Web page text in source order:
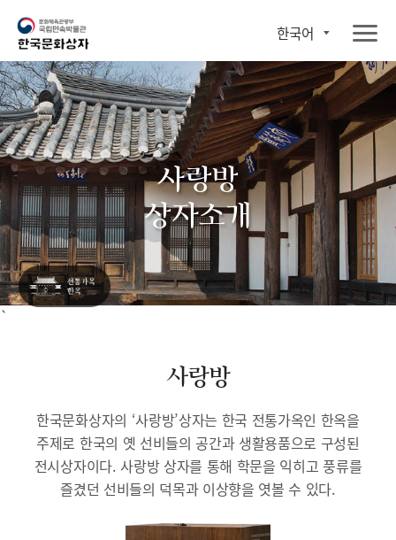
한국어
`
사랑방
상자소개
사랑방
한국문화상자의 ‘사랑방’상자는 한국 전통가옥인 한옥을
주제로 한국의 옛 선비들의 공간과 생활용품으로 구성된
전시상자이다. 사랑방 상자를 통해 학문을 익히고 풍류를
즐겼던 선비들의 덕목과 이상향을 엿볼 수 있다.